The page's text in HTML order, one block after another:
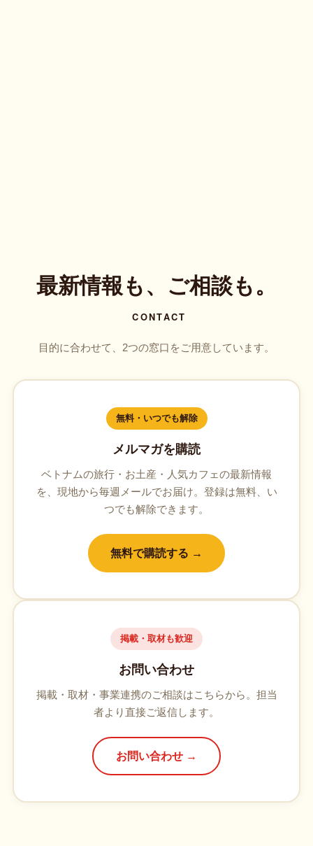
最新情報も、ご相談も。
CONTACT
目的に合わせて、2つの窓口をご用意しています。
無料・いつでも解除
メルマガを購読
ベトナムの旅行・お土産・人気カフェの最新情報
を、現地から毎週メールでお届け。登録は無料、い
つでも解除できます。
無料で購読する →
掲載・取材も歓迎
お問い合わせ
掲載・取材・事業連携のご相談はこちらから。担当
者より直接ご返信します。
お問い合わせ →